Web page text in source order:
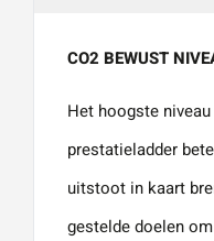
CO2 BEWUST
Het hoogste niveau
prestatieladder
uitstoot in kaart
gestelde doelen